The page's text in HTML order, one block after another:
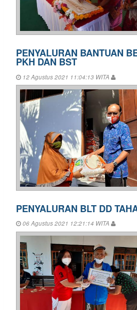
PENYALURAN BANTUAN
PKH DAN BST
12 Agustus 2021 11:04:13 WITA
PENYALURAN BLT DD
06 Agustus 2021 12:21:14 WITA